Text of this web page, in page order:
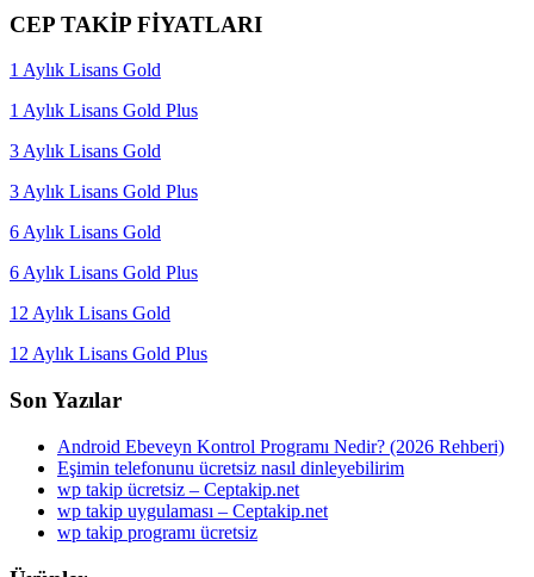
CEP TAKİP FİYATLARI
1 Aylık Lisans Gold
1 Aylık Lisans Gold Plus
3 Aylık Lisans Gold
3 Aylık Lisans Gold Plus
6 Aylık Lisans Gold
6 Aylık Lisans Gold Plus
12 Aylık Lisans Gold
12 Aylık Lisans Gold Plus
Son Yazılar
Android Ebeveyn Kontrol Programı Nedir? (2026 Rehberi)
Eşimin telefonunu ücretsiz nasıl dinleyebilirim
wp takip ücretsiz – Ceptakip.net
wp takip uygulaması – Ceptakip.net
wp takip programı ücretsiz